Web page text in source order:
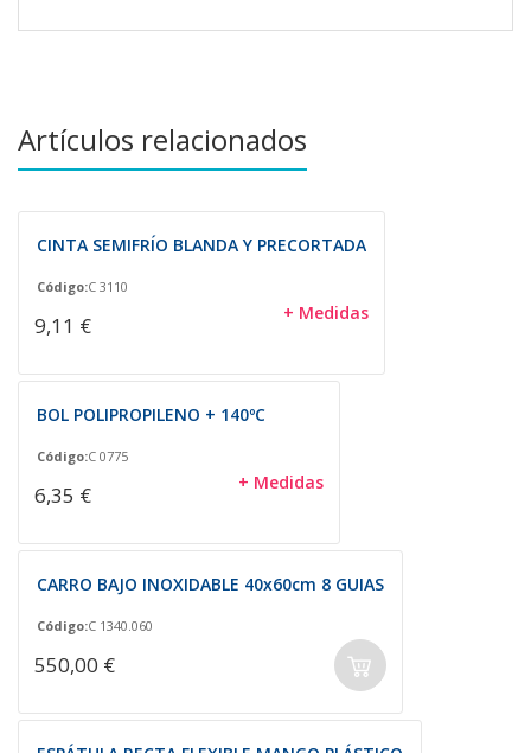
Artículos relacionados
CINTA SEMIFRÍO BLANDA Y PRECORTADA
Código:C 3110
9,11 € + Medidas
BOL POLIPROPILENO + 140ºC
Código:C 0775
6,35 € + Medidas
CARRO BAJO INOXIDABLE 40x60cm 8 GUIAS
Código:C 1340.060
550,00 €